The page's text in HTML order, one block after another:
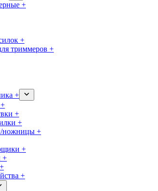
+
+
триммеров +
+
+
+
ножницы +
+
+
+